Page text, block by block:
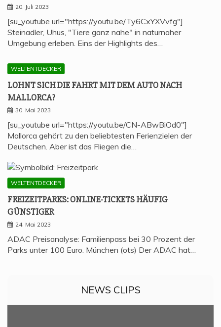
20. Juli 2023
[su_youtube url="https://youtu.be/Ty6CxYXVvfg"]
Steinadler, Uhus, "Tiere ganz nahe" in naturnaher
Umgebung erleben. Eins der Highlights des…
WELTENTDECKER
LOHNT SICH DIE FAHRT MIT DEM AUTO NACH
MALLORCA?
30. Mai 2023
[su_youtube url="https://youtu.be/CN-ABwBiOd0"]
Mallorca gehört zu den beliebtesten Ferienzielen der
Deutschen. Aber ist das Fliegen die…
WELTENTDECKER
FREI­ZEIT­PARKS: ONLINE-TICKETS HÄU­FIG
GÜNSTIGER
24. Mai 2023
ADAC Preisanalyse: Familienpass bei 30 Prozent der
Parks unter 100 Euro. München (ots) Der ADAC hat…
NEWS CLIPS